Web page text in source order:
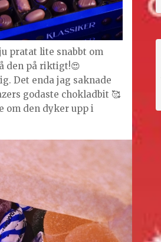
pratat lite snabbt om
den på riktigt!😍
Det enda jag saknade
godaste chokladbit 🥰
om den dyker upp i